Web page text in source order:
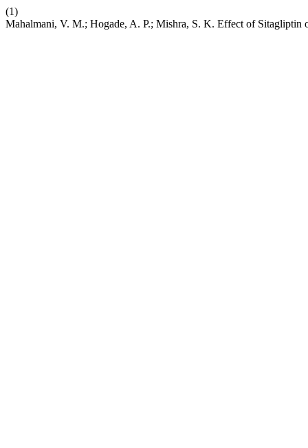
(1)
Mahalmani, V. M.; Hogade, A. P.; Mishra, S. K. Effect of Sitagliptin